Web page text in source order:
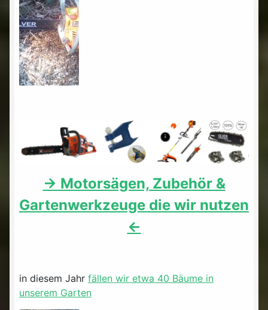
-> Motorsägen, Zubehör &
Gartenwerkzeuge die wir nutzen
<-
in diesem Jahr fällen wir etwa 40 Bäume in
unserem Garten